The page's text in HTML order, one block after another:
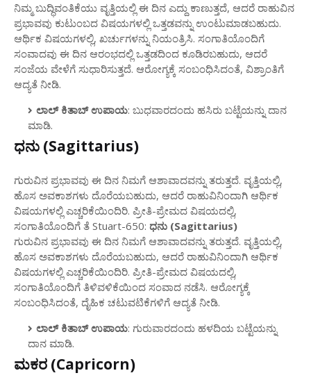
ನಿಮ್ಮ ಬುದ್ಧಿವಂತಿಕೆಯು ವೃತ್ತಿಯಲ್ಲಿ ಈ ದಿನ ಎದ್ದು ಕಾಣುತ್ತದೆ, ಆದರೆ ರಾಹುವಿನ
ಪ್ರಭಾವವು ಕುಟುಂಬದ ವಿಷಯಗಳಲ್ಲಿ ಒತ್ತಡವನ್ನು ಉಂಟುಮಾಡಬಹುದು.
ಆರ್ಥಿಕ ವಿಷಯಗಳಲ್ಲಿ, ಖರ್ಚುಗಳನ್ನು ನಿಯಂತ್ರಿಸಿ. ಸಂಗಾತಿಯೊಂದಿಗೆ
ಸಂವಾದವು ಈ ದಿನ ಆರಂಭದಲ್ಲಿ ಒತ್ತಡದಿಂದ ಕೂಡಿರಬಹುದು, ಆದರೆ
ಸಂಜೆಯ ವೇಳೆಗೆ ಸುಧಾರಿಸುತ್ತದೆ. ಆರೋಗ್ಯಕ್ಕೆ ಸಂಬಂಧಿಸಿದಂತೆ, ವಿಶ್ರಾಂತಿಗೆ
ಆದ್ಯತೆ ನೀಡಿ.
ಲಾಲ್ ಕಿತಾಬ್ ಉಪಾಯ: ಬುಧವಾರದಂದು ಹಸಿರು ಬಟ್ಟೆಯನ್ನು ದಾನ
ಮಾಡಿ.
ಧನು (Sagittarius)
ಗುರುವಿನ ಪ್ರಭಾವವು ಈ ದಿನ ನಿಮಗೆ ಆಶಾವಾದವನ್ನು ತರುತ್ತದೆ. ವೃತ್ತಿಯಲ್ಲಿ,
ಹೊಸ ಅವಕಾಶಗಳು ದೊರೆಯಬಹುದು, ಆದರೆ ರಾಹುವಿನಿಂದಾಗಿ ಆರ್ಥಿಕ
ವಿಷಯಗಳಲ್ಲಿ ಎಚ್ಚರಿಕೆಯಿಂದಿರಿ. ಪ್ರೀತಿ-ಪ್ರೇಮದ ವಿಷಯದಲ್ಲಿ,
ಸಂಗಾತಿಯೊಂದಿಗೆ ತೆ Stuart-650: ಧನು (Sagittarius)
ಗುರುವಿನ ಪ್ರಭಾವವು ಈ ದಿನ ನಿಮಗೆ ಆಶಾವಾದವನ್ನು ತರುತ್ತದೆ. ವೃತ್ತಿಯಲ್ಲಿ,
ಹೊಸ ಅವಕಾಶಗಳು ದೊರೆಯಬಹುದು, ಆದರೆ ರಾಹುವಿನಿಂದಾಗಿ ಆರ್ಥಿಕ
ವಿಷಯಗಳಲ್ಲಿ ಎಚ್ಚರಿಕೆಯಿಂದಿರಿ. ಪ್ರೀತಿ-ಪ್ರೇಮದ ವಿಷಯದಲ್ಲಿ,
ಸಂಗಾತಿಯೊಂದಿಗೆ ತಿಳಿವಳಿಕೆಯಿಂದ ಸಂವಾದ ನಡೆಸಿ. ಆರೋಗ್ಯಕ್ಕೆ
ಸಂಬಂಧಿಸಿದಂತೆ, ದೈಹಿಕ ಚಟುವಟಿಕೆಗಳಿಗೆ ಆದ್ಯತೆ ನೀಡಿ.
ಲಾಲ್ ಕಿತಾಬ್ ಉಪಾಯ: ಗುರುವಾರದಂದು ಹಳದಿಯ ಬಟ್ಟೆಯನ್ನು
ದಾನ ಮಾಡಿ.
ಮಕರ (Capricorn)